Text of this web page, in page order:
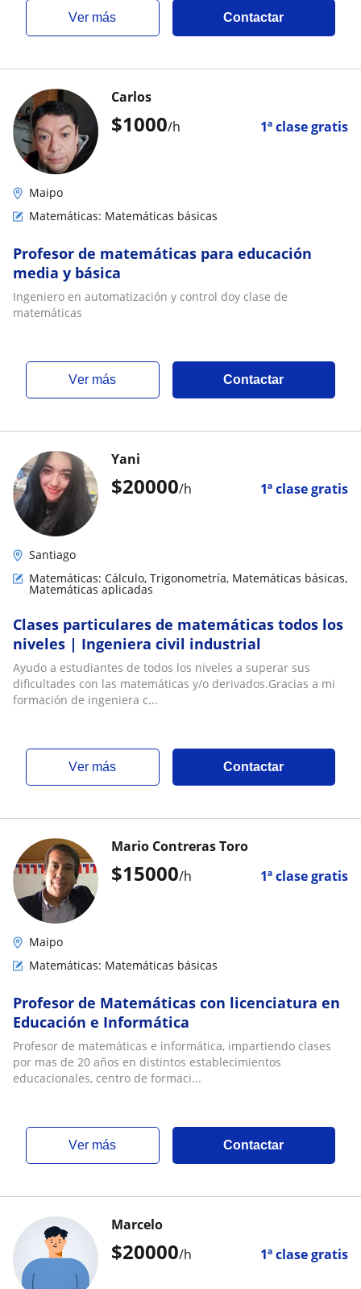
ver más Contactar
$1000/h 1ª clase gratis
Carlos
Maipo
Matemáticas: Matemáticas básicas
Profesor de matemáticas para educación
media y básica
Ingeniero en automatización y control doy clase de
matemáticas
ver más Contactar
$20000/h 1ª clase gratis
Yani
Santiago
Matemáticas: Cálculo, Trigonometría, Matemáticas básicas,
Matemáticas aplicadas
Clases particulares de matemáticas todos los
niveles | Ingeniera civil industrial
Ayudo a estudiantes de todos los niveles a superar sus
dificultades con las matemáticas y/o derivados.Gracias a mi
formación de ingeniera c...
ver más Contactar
$15000/h 1ª clase gratis
Mario Contreras Toro
Maipo
Matemáticas: Matemáticas básicas
Profesor de Matemáticas con licenciatura en
Educación e Informática
Profesor de matemáticas e informática, impartiendo clases
por mas de 20 años en distintos establecimientos
educacionales, centro de formaci...
ver más Contactar
$20000/h 1ª clase gratis
Marcelo